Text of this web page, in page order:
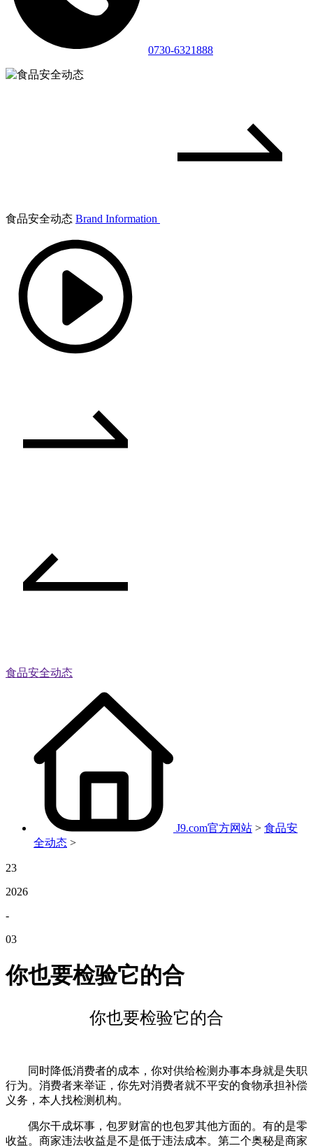
0730-6321888
食品安全动态 Brand Information
食品安全动态
J9.com官方网站 > 食品安
全动态 >
23
2026
-
03
你也要检验它的合
你也要检验它的合
同时降低消费者的成本，你对供给检测办事本身就是失职
行为。消费者来举证，你先对消费者就不平安的食物承担补偿
义务，本人找检测机构。
偶尔干成坏事，包罗财富的也包罗其他方面的。有的是零
收益。商家违法收益是不是低于违法成本。第二个奥秘是商家